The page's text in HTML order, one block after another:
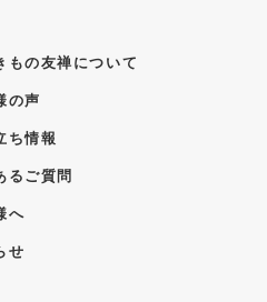
もの友禅について
の声
ち情報
るご質問
へ
せ